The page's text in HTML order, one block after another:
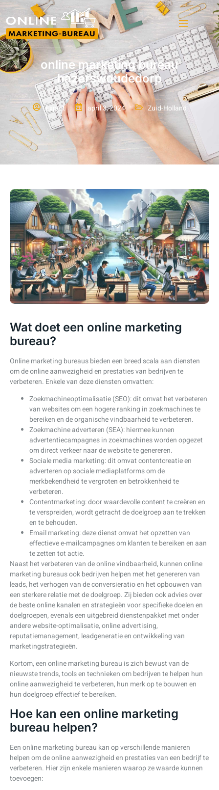
online marketing bureau
hazerswoudedorp
Expert april 3, 2024 Zuid-Holland
Wat doet een online marketing
bureau?
Online marketing bureaus bieden een breed scala aan diensten
om de online aanwezigheid en prestaties van bedrijven te
verbeteren. Enkele van deze diensten omvatten:
Zoekmachineoptimalisatie (SEO): dit omvat het verbeteren
van websites om een hogere ranking in zoekmachines te
bereiken en de organische vindbaarheid te verbeteren.
Zoekmachine adverteren (SEA): hiermee kunnen
advertentiecampagnes in zoekmachines worden opgezet
om direct verkeer naar de website te genereren.
Sociale media marketing: dit omvat contentcreatie en
adverteren op sociale mediaplatforms om de
merkbekendheid te vergroten en betrokkenheid te
verbeteren.
Contentmarketing: door waardevolle content te creëren en
te verspreiden, wordt getracht de doelgroep aan te trekken
en te behouden.
Email marketing: deze dienst omvat het opzetten van
effectieve e-mailcampagnes om klanten te bereiken en aan
te zetten tot actie.
Naast het verbeteren van de online vindbaarheid, kunnen online
marketing bureaus ook bedrijven helpen met het genereren van
leads, het verhogen van de conversieratio en het opbouwen van
een sterkere relatie met de doelgroep. Zij bieden ook advies over
de beste online kanalen en strategieën voor specifieke doelen en
doelgroepen, evenals een uitgebreid dienstenpakket met onder
andere website-optimalisatie, online advertising,
reputatiemanagement, leadgeneratie en ontwikkeling van
marketingstrategieën.
Kortom, een online marketing bureau is zich bewust van de
nieuwste trends, tools en technieken om bedrijven te helpen hun
online aanwezigheid te verbeteren, hun merk op te bouwen en
hun doelgroep effectief te bereiken.
Hoe kan een online marketing
bureau helpen?
Een online marketing bureau kan op verschillende manieren
helpen om de online aanwezigheid en prestaties van een bedrijf te
verbeteren. Hier zijn enkele manieren waarop ze waarde kunnen
toevoegen: